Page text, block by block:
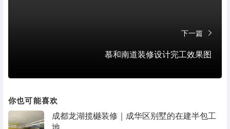
下一篇
慕和南道装修设计完工效果图
你也可能喜欢
成都龙湖揽樾装修｜成华区别墅的在建半包工
地